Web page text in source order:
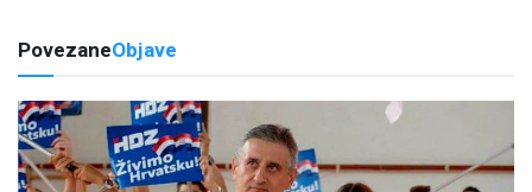
PovezaneObjave